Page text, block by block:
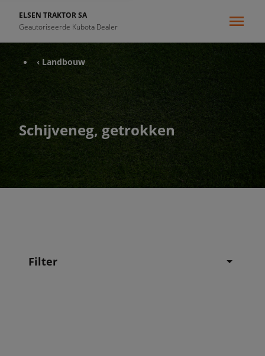
ELSEN TRAKTOR SA
Geautoriseerde Kubota Dealer
‹ Landbouw
Schijveneg, getrokken
Filter